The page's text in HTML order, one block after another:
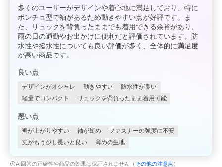
多くのユーザーがデザインや着心地に満足しており、特に
ポンチョ型で袖があるため動きやすい点が好評です。ま
た、リュックを背負ったままでも着用できる余裕があり、
雨の日の通勤やお出かけに便利だと評価されています。防
水性や撥水性についても良い評価が多く、全体的に満足度
が高い商品です。
良い点
デザインがオシャレ 動きやすい
防水性が良い
軽量でコンパクト
リュックを背負ったまま着用可能
悪い点
裾が上がりやすい 袖が短め
ファスナーの強度に不安
丈がもう少し長いと良い
薄めの生地
AI回答の正確性や商品の効果は保証されません（ その他の注意点 ）